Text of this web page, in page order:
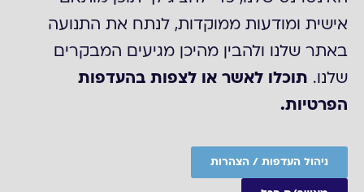
פורום חברות דואליות/נסחרות בניו יורק
פורום משפט מסחרי
קבוצת "עדכונים משפטיים"
מדיניות הפרטיות של ארגון ה-ACC
אישית ומודעות ממוקדות, לנתח את התנועה
באתר שלנו ולהבין מהיכן מגיעים המבקרים
שלנו. תוכלו לאשר או לצפות בהעדפות
הפרטיות.
ניהול העדפות / הצהרות